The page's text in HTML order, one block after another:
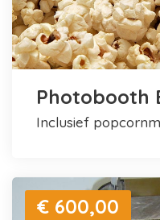
Photobooth
inclusief
€ 600,00